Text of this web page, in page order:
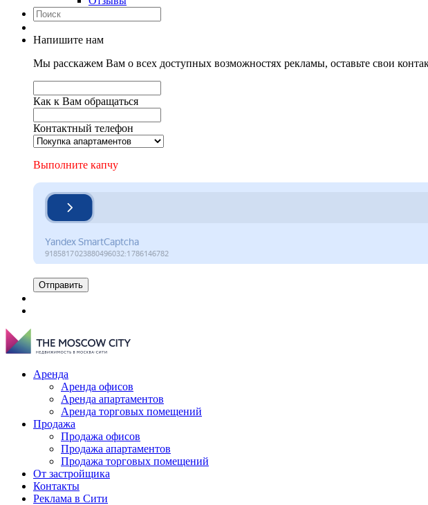
Напишите нам
Мы расскажем Вам о всех доступных возможностях рекламы, оставьте свои
Как к Вам обращаться
Контактный телефон
Выполните капчу
Отправить
Аренда
Аренда офисов
Аренда апартаментов
Аренда торговых помещений
Продажа
Продажа офисов
Продажа апартаментов
Продажа торговых помещений
От застройщика
Контакты
Реклама в Сити